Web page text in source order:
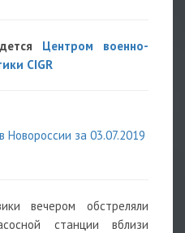
Центром военно-
CIGR
за 03.07.2019
вечером обстреляли
станции вблизи